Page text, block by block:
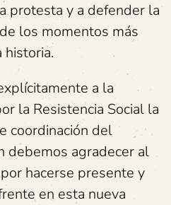
protesta y a defender la
los momentos más
a la
la Resistencia Social la
coordinación del
debemos agradecer al
hacerse presente y
en esta nueva